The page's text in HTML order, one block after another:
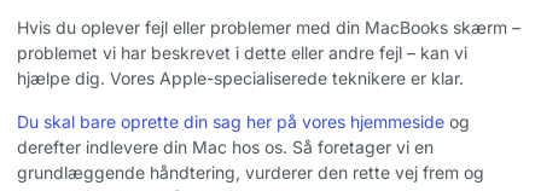
Hvis du oplever fejl eller problemer med din MacBooks skærm –
problemet vi har beskrevet i dette eller andre fejl – kan vi
hjælpe dig. Vores Apple-specialiserede teknikere er klar.
Du skal bare oprette din sag her på vores hjemmeside og
derefter indlevere din Mac hos os. Så foretager vi en
grundlæggende håndtering, vurderer den rette vej frem og